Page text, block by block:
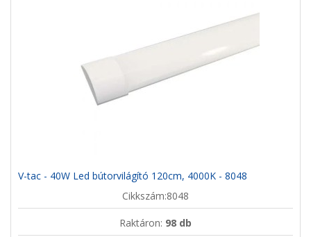
V-tac - 40W Led bútorvilágító 120cm, 4000K - 8048
Cikkszám:8048
Raktáron: 98 db